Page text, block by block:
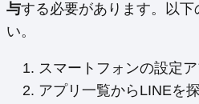
与する必要があります。以下
い。
スマートフォンの設定ア
アプリ一覧からLINEを